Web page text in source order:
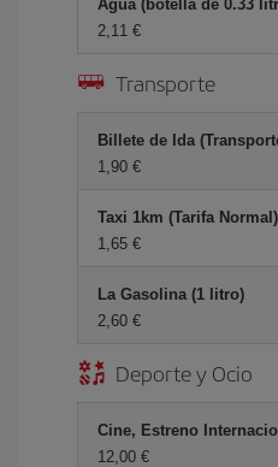
Agua (botella de 0.33
2,11 €
Transporte
Billete de Ida
1,90 €
Taxi 1km (Tarifa Normal)
1,65 €
La Gasolina (1 litro)
2,60 €
Deporte y Ocio
Cine, Estreno
12,00 €